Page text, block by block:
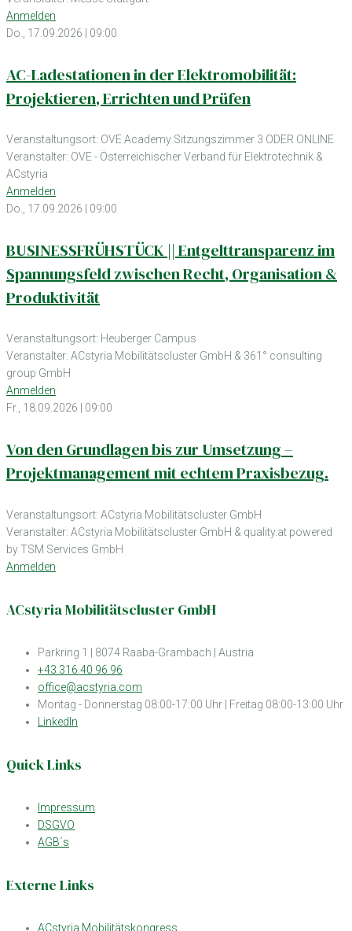
Anmelden
Do., 17.09.2026 | 09:00
AC-Ladestationen in der Elektromobilität:
Projektieren, Errichten und Prüfen
Veranstaltungsort: OVE Academy Sitzungszimmer 3 ODER ONLINE
Veranstalter: OVE - Österreichischer Verband für Elektrotechnik &
ACstyria
Anmelden
Do., 17.09.2026 | 09:00
BUSINESSFRÜHSTÜCK || Entgelttransparenz im
Spannungsfeld zwischen Recht, Organisation &
Produktivität
Veranstaltungsort: Heuberger Campus
Veranstalter: ACstyria Mobilitätscluster GmbH & 361° consulting
group GmbH
Anmelden
Fr., 18.09.2026 | 09:00
Von den Grundlagen bis zur Umsetzung –
Projektmanagement mit echtem Praxisbezug.
Veranstaltungsort: ACstyria Mobilitätscluster GmbH
Veranstalter: ACstyria Mobilitätscluster GmbH & quality.at powered
by TSM Services GmbH
Anmelden
ACstyria Mobilitätscluster GmbH
Parkring 1 | 8074 Raaba-Grambach | Austria
+43 316 40 96 96
office@acstyria.com
Montag - Donnerstag 08:00-17:00 Uhr | Freitag 08:00-13:00 Uhr
LinkedIn
Quick Links
Impressum
DSGVO
AGB´s
Externe Links
ACstyria Mobilitätskongress